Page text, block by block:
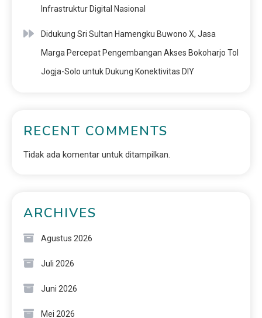
Infrastruktur Digital Nasional
Didukung Sri Sultan Hamengku Buwono X, Jasa
Marga Percepat Pengembangan Akses Bokoharjo Tol
Jogja-Solo untuk Dukung Konektivitas DIY
RECENT COMMENTS
Tidak ada komentar untuk ditampilkan.
ARCHIVES
Agustus 2026
Juli 2026
Juni 2026
Mei 2026